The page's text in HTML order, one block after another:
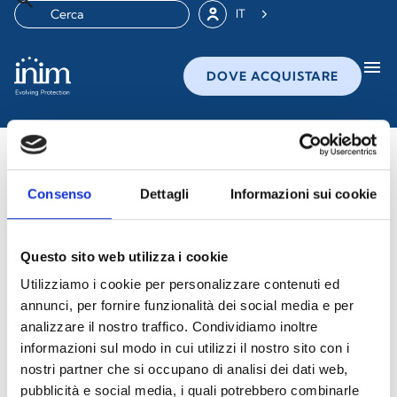
Consenso Dettagli Informazioni sui cookie
Questo sito web utilizza i cookie
Utilizziamo i cookie per personalizzare contenuti ed
annunci, per fornire funzionalità dei social media e per
analizzare il nostro traffico. Condividiamo inoltre
informazioni sul modo in cui utilizzi il nostro sito con i
nostri partner che si occupano di analisi dei dati web,
pubblicità e social media, i quali potrebbero combinarle
IT
DOVE ACQUISTARE menu
Whistleblowing
Il whistleblowing è un processo attraverso il quale chi
lavora o collabora con un’organizzazione, pubblica o
venuto a conoscenza nell’ambito lavorativo e che
ledono l’interesse pubblico o l’integrità
dell’amministrazione pubblica o dell’ente privato.
Tramite un canale dedicato e un gestore